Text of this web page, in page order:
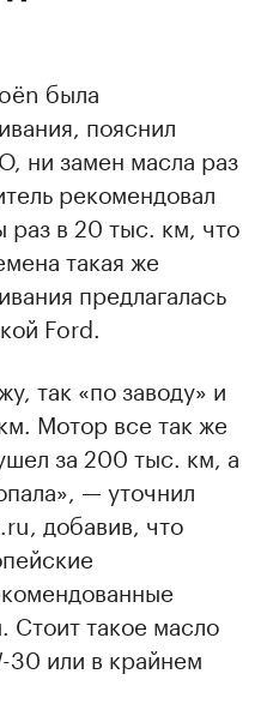
была
пояснил
ни замен масла раз
рекомендовал
раз в 20 тыс. км, что
такая же
предлагалась
Ford.
так «по заводу» и
Мотор все так же
за 200 тыс. км, а
— уточнил
добавив, что
Стоит такое масло
30 или в крайнем